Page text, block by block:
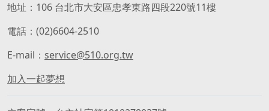
地址：106 台北市大安區忠孝東路四段220號11樓
電話：(02)6604-2510
E-mail： service@510.org.tw
加入一起夢想